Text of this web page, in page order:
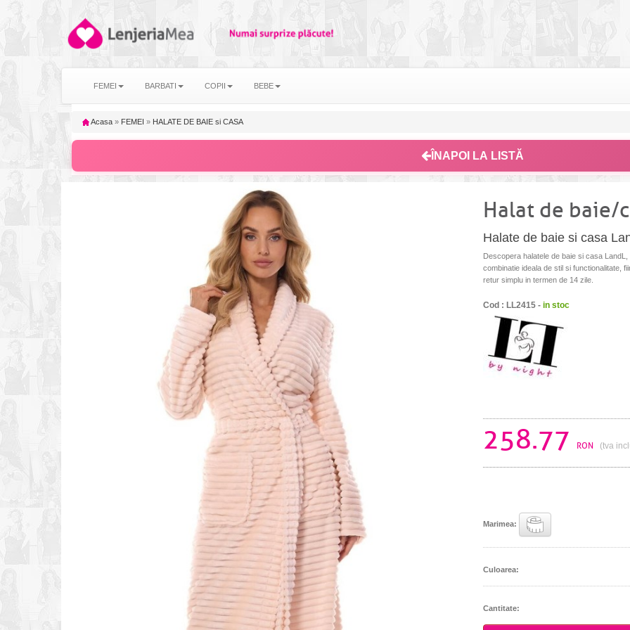
FEMEI BARBATI COPII BEBE
Acasa » FEMEI » HALATE DE BAIE si CASA
ÎNAPOI LA LISTĂ
Halat de baie/
Halate de baie si casa
Descopera halatele de baie si casa
combinatie ideala de stil si functionalitate,
retur simplu in termen de 14 zile.
Cod : LL2415 - in stoc
258.77 RON (tva
Marimea:
Culoarea:
Cantitate: